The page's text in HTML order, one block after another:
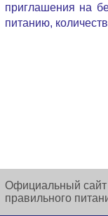
приглашения на
питанию,
Официальный сайт
правильного